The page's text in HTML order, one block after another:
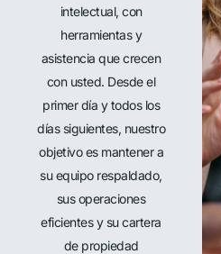
intelectual, con
herramientas y
asistencia que crecen
con usted. Desde el
primer día y todos los
días siguientes, nuestro
objetivo es mantener a
su equipo respaldado,
sus operaciones
eficientes y su cartera
de propiedad